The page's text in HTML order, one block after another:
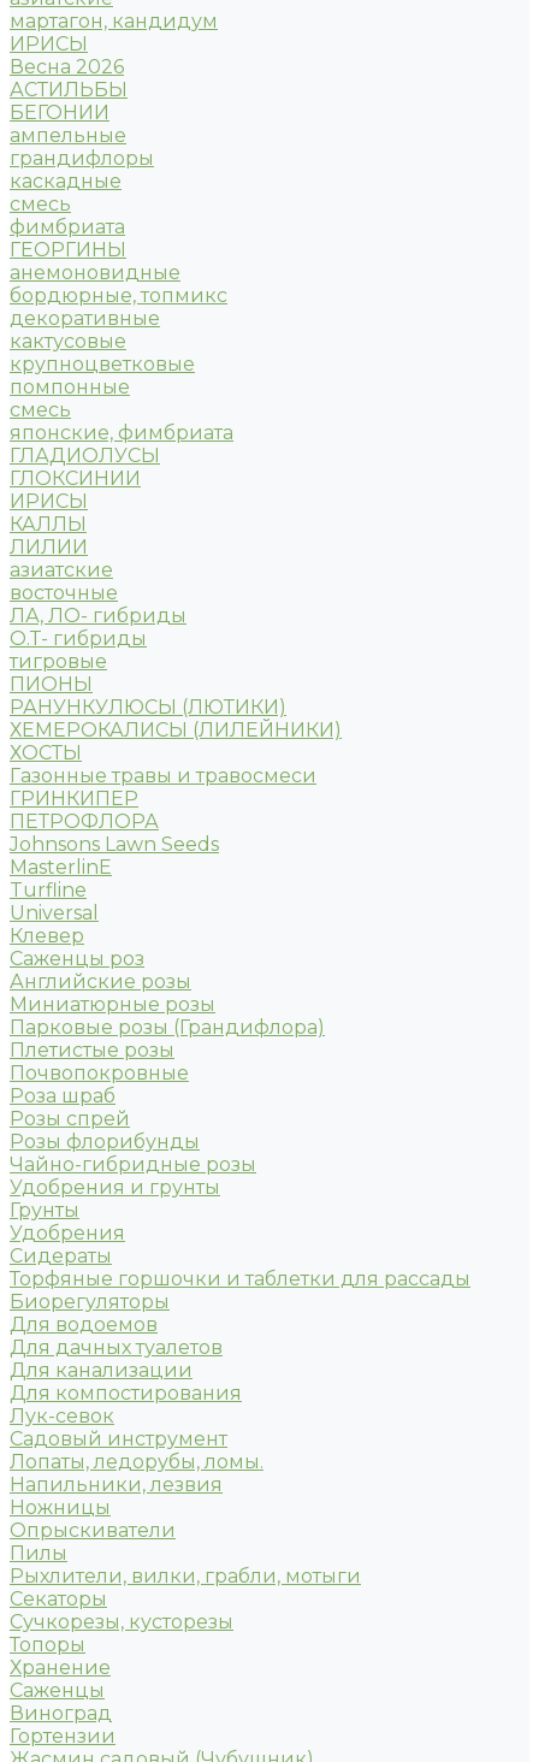
мартагон, кандидум
ИРИСЫ
Весна 2026
АСТИЛЬБЫ
БЕГОНИИ
ампельные
грандифлоры
каскадные
смесь
фимбриата
ГЕОРГИНЫ
анемоновидные
бордюрные, топмикс
декоративные
кактусовые
крупноцветковые
помпонные
смесь
японские, фимбриата
ГЛАДИОЛУСЫ
ГЛОКСИНИИ
ИРИСЫ
КАЛЛЫ
ЛИЛИИ
азиатские
восточные
ЛА, ЛО- гибриды
О.Т- гибриды
тигровые
ПИОНЫ
РАНУНКУЛЮСЫ (ЛЮТИКИ)
ХЕМЕРОКАЛИСЫ (ЛИЛЕЙНИКИ)
ХОСТЫ
Газонные травы и травосмеси
ГРИНКИПЕР
ПЕТРОФЛОРА
Johnsons Lawn Seeds
MasterlinE
Turfline
Universal
Клевер
Саженцы роз
Английские розы
Миниатюрные розы
Парковые розы (Грандифлора)
Плетистые розы
Почвопокровные
Роза шраб
Розы спрей
Розы флорибунды
Чайно-гибридные розы
Удобрения и грунты
Грунты
Удобрения
Сидераты
Торфяные горшочки и таблетки для рассады
Биорегуляторы
Для водоемов
Для дачных туалетов
Для канализации
Для компостирования
Лук-севок
Садовый инструмент
Лопаты, ледорубы, ломы.
Напильники, лезвия
Ножницы
Опрыскиватели
Пилы
Рыхлители, вилки, грабли, мотыги
Секаторы
Сучкорезы, кусторезы
Топоры
Хранение
Саженцы
Виноград
Гортензии